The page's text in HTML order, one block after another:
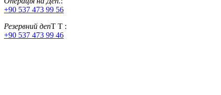
+90 537 473 99 56
Резервний депТ Т :
+90 537 473 99 46